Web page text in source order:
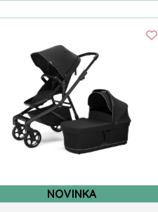
NOVINKA